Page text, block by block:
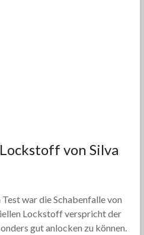
von Silva
war die Schabenfalle von
Lockstoff verspricht der
gut anlocken zu können.